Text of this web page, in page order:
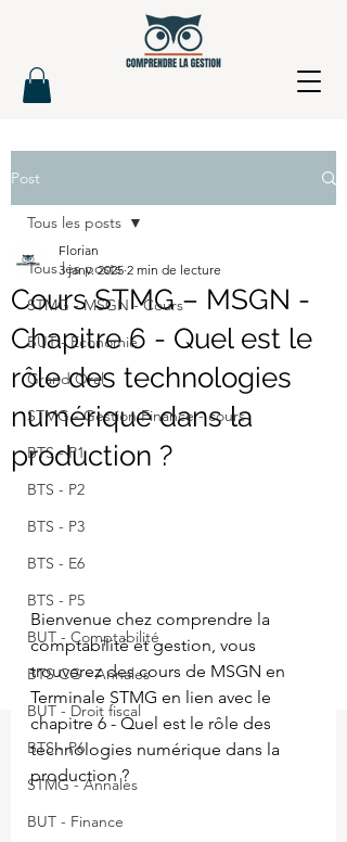
Post
Tous les posts
STMG - MSGN - Cours
BUT - Economie
Grand Oral
STMG - Gestion Finance - cours
BTS - P1
BTS - P2
BTS - P3
BTS - E6
BTS - P5
BUT - Comptabilité
BTS CG - Annales
BUT - Droit fiscal
BTS - P6
STMG - Annales
BUT - Finance
Tous les posts
Cours STMG – MSGN -
Chapitre 6 - Quel est le
rôle des technologies
numérique dans la
production ?
Florian
3 janv. 2025 2 min de lecture
Bienvenue chez comprendre la
comptabilité et gestion, vous
trouverez des cours de MSGN en
Terminale STMG en lien avec le
chapitre 6 - Quel est le rôle des
technologies numérique dans la
production ?